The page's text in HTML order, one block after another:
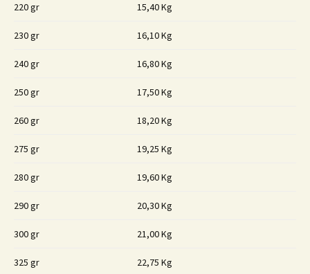
220 gr 15,40 Kg
230 gr 16,10 Kg
240 gr 16,80 Kg
250 gr 17,50 Kg
260 gr 18,20 Kg
275 gr 19,25 Kg
280 gr 19,60 Kg
290 gr 20,30 Kg
300 gr 21,00 Kg
325 gr 22,75 Kg